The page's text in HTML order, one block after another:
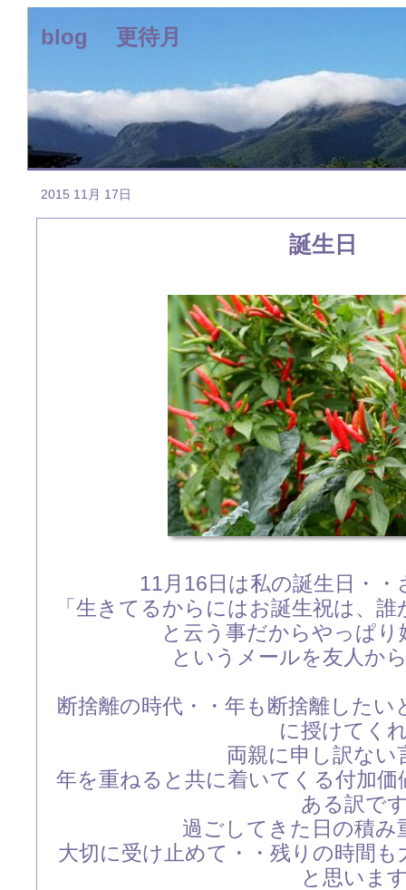
blog 更待月
2015 11月 17日
誕生日
11月16日は私の誕生日・
「生きてるからにはお誕生祝は、
と云う事だからやっぱ
というメールを友人か
断捨離の時代・・年も断捨離した
に授けてく
両親に申し訳ない
年を重ねると共に着いてくる付加
ある訳で
過ごしてきた日の積み
大切に受け止めて・・残りの時間
と思いま